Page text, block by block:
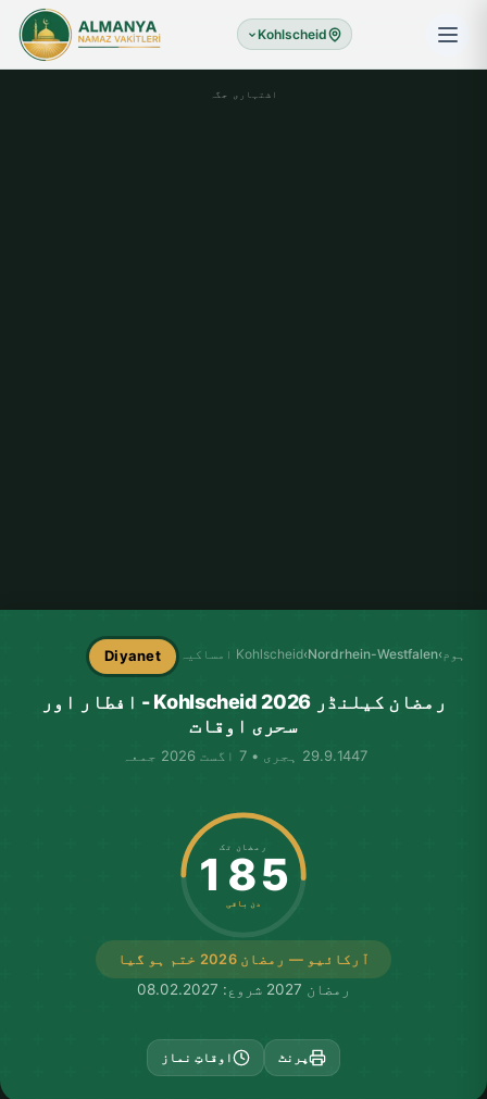
Kohlscheid
اشتہاری جگہ
ہوم ›
Nordrhein-Westfalen
›Kohlscheid امساکیہ Diyanet
رمضان کیلنڈر Kohlscheid 2026 - افطار اور
سحری اوقات
29.9.1447 ہجری • 7 اگست 2026 جمعہ
آرکائیو — رمضان 2026 ختم ہو گیا
رمضان تک
185
دن باقی
رمضان 2027 شروع: 08.02.2027
پرنٹ اوقاتِ نماز